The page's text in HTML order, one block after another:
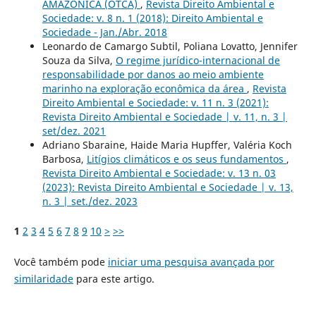
AMAZÔNICA (OTCA) , Revista Direito Ambiental e
Sociedade: v. 8 n. 1 (2018): Direito Ambiental e
Sociedade - Jan./Abr. 2018
Leonardo de Camargo Subtil, Poliana Lovatto, Jennifer
Souza da Silva, O regime jurídico-internacional de
responsabilidade por danos ao meio ambiente
marinho na exploração econômica da área , Revista
Direito Ambiental e Sociedade: v. 11 n. 3 (2021):
Revista Direito Ambiental e Sociedade | v. 11, n. 3 |
set/dez. 2021
Adriano Sbaraine, Haide Maria Hupffer, Valéria Koch
Barbosa, Litígios climáticos e os seus fundamentos ,
Revista Direito Ambiental e Sociedade: v. 13 n. 03
(2023): Revista Direito Ambiental e Sociedade | v. 13,
n. 3 | set./dez. 2023
1 2 3 4 5 6 7 8 9 10 > >>
Você também pode iniciar uma pesquisa avançada por
similaridadepara este artigo.